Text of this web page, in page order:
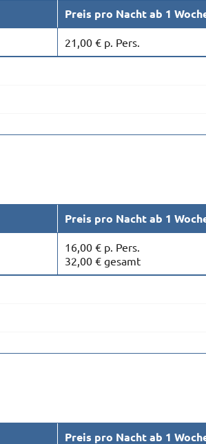
Preis pro Nacht ab 1
21,00 € p. Pers.
Preis pro Nacht ab 1
16,00 € p. Pers.
32,00 € gesamt
Preis pro Nacht ab 1